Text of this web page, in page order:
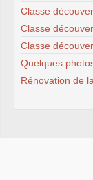
Classe
Classe
Classe
Quelques
Rénovation de